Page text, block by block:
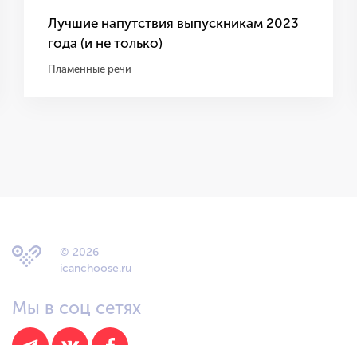
Лучшие напутствия выпускникам 2023
года (и не только)
Пламенные речи
© 2026
icanchoose.ru
Мы в соц сетях